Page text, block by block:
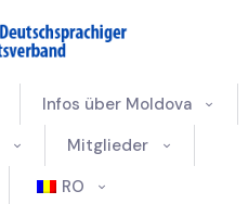
Infos über Moldova
Mitglieder
RO